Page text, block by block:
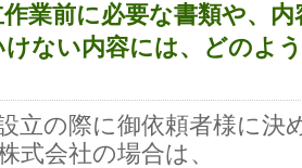
作業前に必要な書類や、
けない内容には、どのよ
立の際に御依頼者様に決
式会社の場合は、